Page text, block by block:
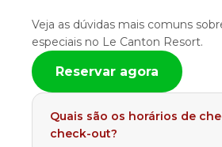
Veja as dúvidas mais comuns
especiais no Le Canton Resort.
Reservar agora
Quais são os horários de
check-out?